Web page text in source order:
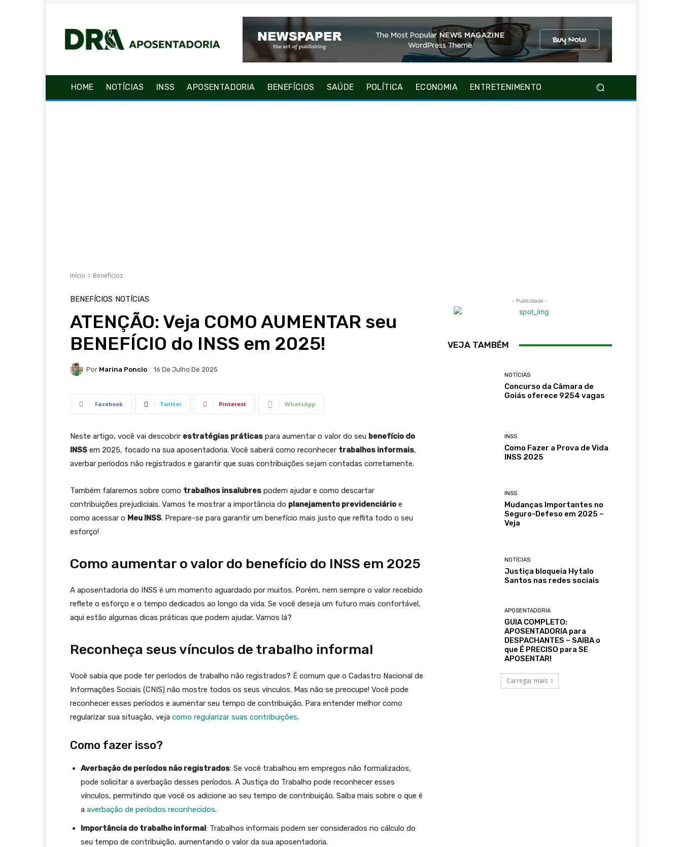
HOME NOTÍCIAS INSS APOSENTADORIA BENEFÍCIOS SAÚDE POLÍTICA ECONOMIA ENTRETENIMENTO
Início Benefícios
BENEFÍCIOS NOTÍCIAS
ATENÇÃO: Veja COMO AUMENTAR seu
BENEFÍCIO do INSS em 2025!
Por Marina Poncio 16 De Julho De 2025
Facebook Twitter Pinterest WhatsApp
Neste artigo, você vai descobrir estratégias práticas para aumentar o valor do seu benefício do
INSS em 2025, focado na sua aposentadoria. Você saberá como reconhecer trabalhos informais,
averbar períodos não registrados e garantir que suas contribuições sejam contadas corretamente.
Também falaremos sobre como trabalhos insalubres podem ajudar e como descartar
contribuições prejudiciais. Vamos te mostrar a importância do planejamento previdenciário e
como acessar o Meu INSS. Prepare-se para garantir um benefício mais justo que reflita todo o seu
esforço!
Como aumentar o valor do benefício do INSS em 2025
A aposentadoria do INSS é um momento aguardado por muitos. Porém, nem sempre o valor recebido
reflete o esforço e o tempo dedicados ao longo da vida. Se você deseja um futuro mais confortável,
aqui estão algumas dicas práticas que podem ajudar. Vamos lá?
Reconheça seus vínculos de trabalho informal
Você sabia que pode ter períodos de trabalho não registrados? É comum que o Cadastro Nacional de
Informações Sociais (CNIS) não mostre todos os seus vínculos. Mas não se preocupe! Você pode
reconhecer esses períodos e aumentar seu tempo de contribuição. Para entender melhor como
regularizar sua situação, veja como regularizar suas contribuições.
Como fazer isso?
Averbação de períodos não registrados: Se você trabalhou em empregos não formalizados,
pode solicitar a averbação desses períodos. A Justiça do Trabalho pode reconhecer esses
vínculos, permitindo que você os adicione ao seu tempo de contribuição. Saiba mais sobre o que é
a averbação de períodos reconhecidos.
Importância do trabalho informal: Trabalhos informais podem ser considerados no cálculo do
seu tempo de contribuição, aumentando o valor da sua aposentadoria.
- Publicidade -
VEJA TAMBÉM
NOTÍCIAS
Concurso da Câmara de
Goiás oferece 9254 vagas
INSS
Como Fazer a Prova de Vida
INSS 2025
INSS
Mudanças Importantes no
Seguro-Defeso em 2025 –
Veja
NOTÍCIAS
Justiça bloqueia Hytalo
Santos nas redes sociais
APOSENTADORIA
GUIA COMPLETO:
APOSENTADORIA para
DESPACHANTES – SAIBA o
que É PRECISO para SE
APOSENTAR!
Carregar mais